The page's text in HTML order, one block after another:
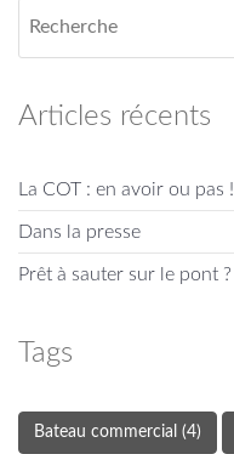
Articles récents
La COT : en avoir ou pas !
Dans la presse
Prêt à sauter sur le pont ?
Tags
Bateau commercial (4)